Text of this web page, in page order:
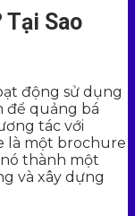
Sao
động sử dụng
để quảng bá
tác với
là một brochure
thành một
và xây dựng